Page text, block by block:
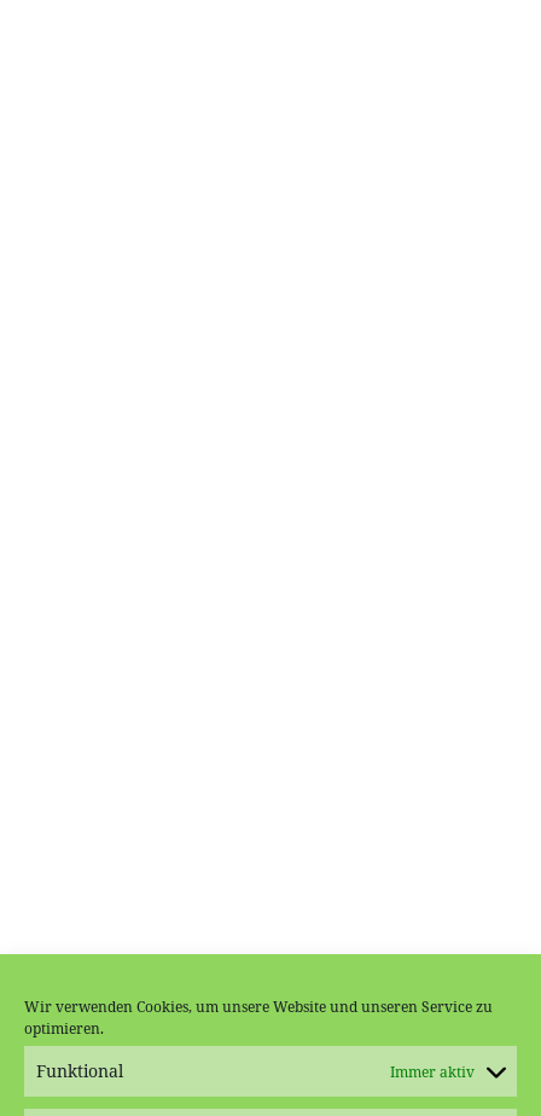
Wir verwenden Cookies, um unsere Website und unseren Service zu
optimieren.
Funktional Immer aktiv